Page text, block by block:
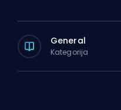
General
Kategorija